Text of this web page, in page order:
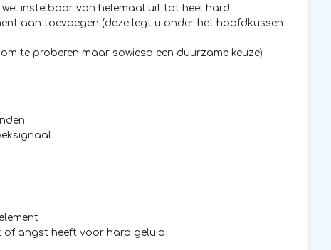
instelbaar van helemaal uit tot heel hard
aan toevoegen (deze legt u onder het hoofdkussen
te proberen maar sowieso een duurzame keuze)
of angst heeft voor hard geluid